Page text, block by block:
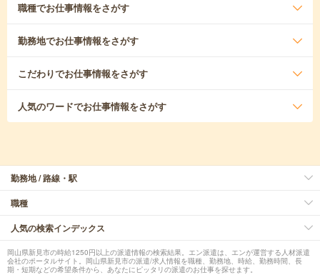
職種でお仕事情報をさがす
勤務地でお仕事情報をさがす
こだわりでお仕事情報をさがす
人気のワードでお仕事情報をさがす
勤務地 / 路線・駅
職種
人気の検索インデックス
岡山県新見市の時給1250円以上の派遣情報の検索結果。エン派遣は、エンが運営する人材派遣
会社のポータルサイト。岡山県新見市の派遣/求人情報を職種、勤務地、時給、勤務時間、長
期・短期などの希望条件から、あなたにピッタリの派遣のお仕事を探せます。